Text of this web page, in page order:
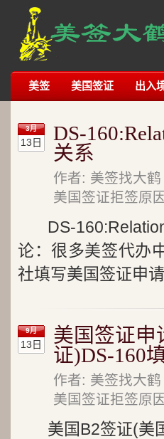
美签 美国签证 出入
3月
13日
DS-
关系
作者: 美签找大
美国签证拒签原
DS-
论：很多美签代办
社填写美国签证申请
9月
13日
美国签证申
证)DS-160
作者: 美签找大
美国签证拒签原
美国B2签证(美